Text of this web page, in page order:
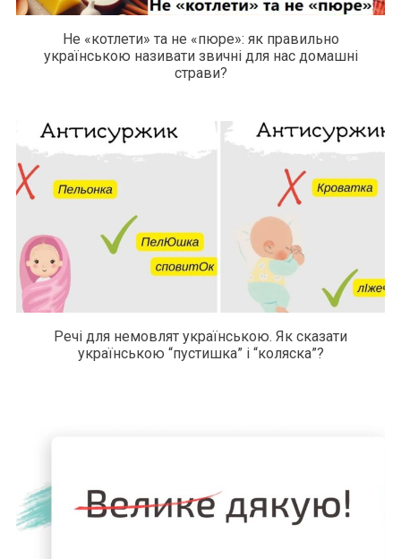
Не «котлети» та не «пюре»: як правильно
українською називати звичні для нас домашні
страви?
Речі для немовлят українською. Як сказати
українською “пустишка” і “коляска”?